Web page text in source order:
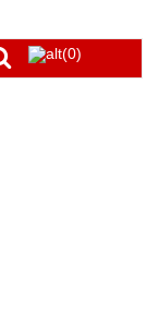
(0)